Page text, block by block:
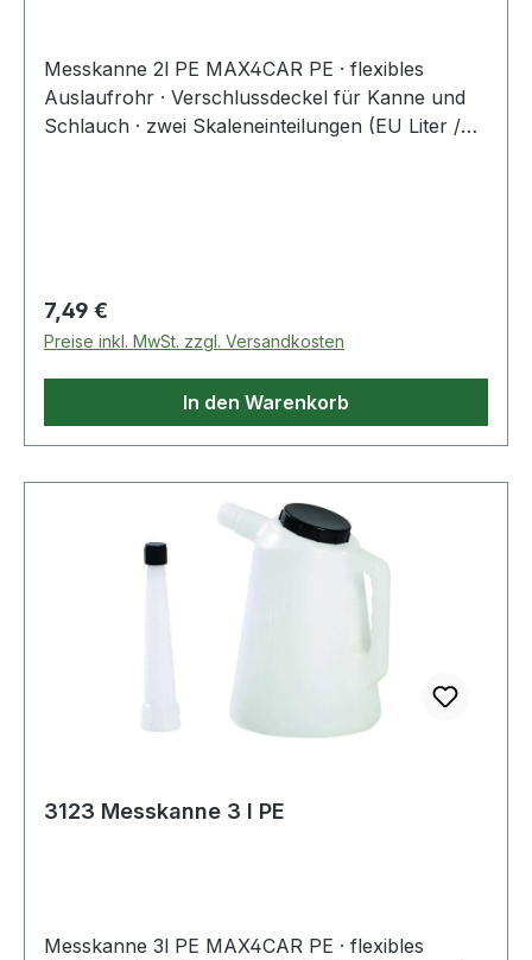
Messkanne 2l PE MAX4CAR PE · flexibles
Auslaufrohr · Verschlussdeckel für Kanne und
Schlauch · zwei Skaleneinteilungen (EU Liter /
Regulärer Preis:
7,49 €
Preise inkl. MwSt. zzgl. Versandkosten
In den Warenkorb
3123 Messkanne 3 l PE
Messkanne 3l PE MAX4CAR PE · flexibles